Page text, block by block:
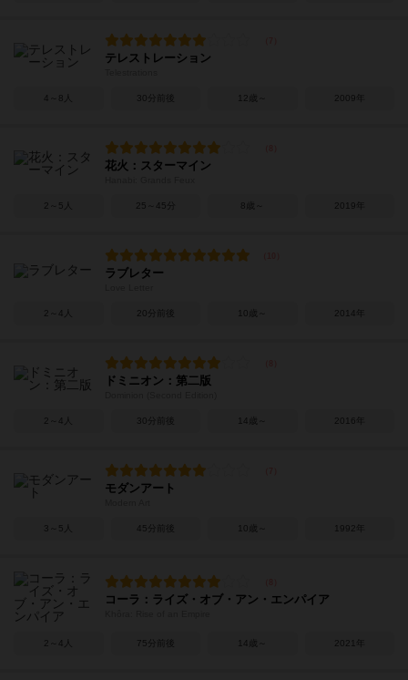
テレストレーション
4～8人 30分前後 12歳～ 2009年
花火：スターマイン
2～5人 25～45分 8歳～ 2019年
ラブレター
2～4人 20分前後 10歳～ 2014年
ドミニオン：第二版
2～4人 30分前後 14歳～ 2016年
モダンアート
3～5人 45分前後 10歳～ 1992年
コーラ：ライズ・オブ・アン・エンパイア
2～4人 75分前後 14歳～ 2021年